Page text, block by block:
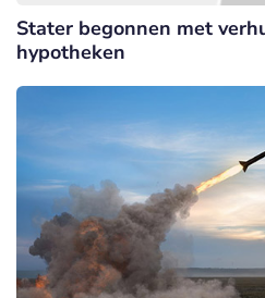
Stater begonnen met
hypotheken